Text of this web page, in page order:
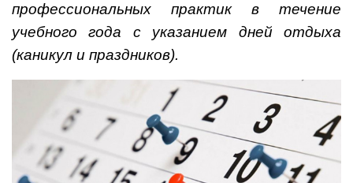
профессиональных практик в течение
учебного года с указанием дней отдыха
(каникул и праздников).